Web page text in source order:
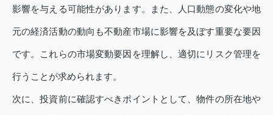
影響を与える可能性があります。また、人口動態の変化や地
元の経済活動の動向も不動産市場に影響を及ぼす重要な要因
です。これらの市場変動要因を理解し、適切にリスク管理を
行うことが求められます。
次に、投資前に確認すべきポイントとして、物件の所在地や